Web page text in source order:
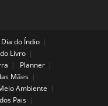
do Índio
Livro
Planner
Mães
Ambiente
Pais